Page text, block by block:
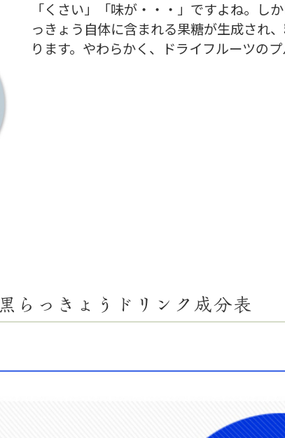
「くさい」「味が・・・」ですよね。し
っきょう自体に含まれる果糖が生成され
ります。やわらかく、ドライフルーツの
黒らっきょうドリンク成分表